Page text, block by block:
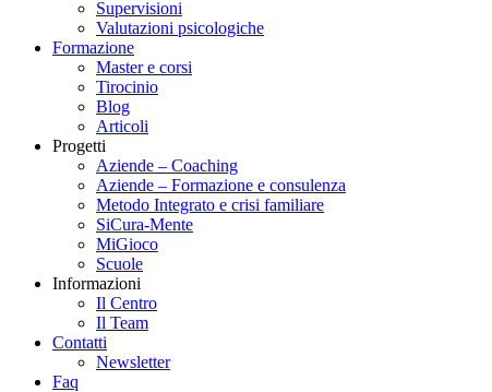
Supervisioni
Valutazioni psicologiche
Formazione
Master e corsi
Tirocinio
Blog
Articoli
Progetti
Aziende – Coaching
Aziende – Formazione e consulenza
Metodo Integrato e crisi familiare
SiCura-Mente
MiGioco
Scuole
Informazioni
Il Centro
Il Team
Contatti
Newsletter
Faq